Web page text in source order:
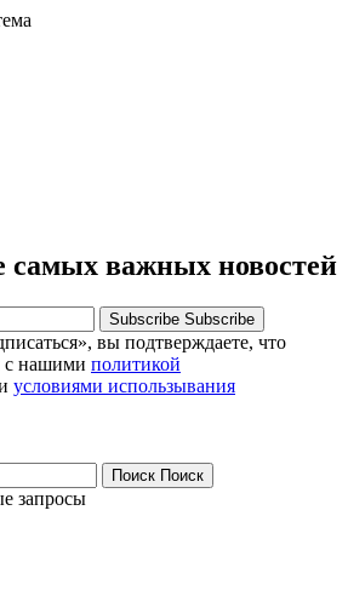
самых важных новостей
Subscribe Subscribe
вы подтверждаете, что
с нашими политикой
условиями использывания
Поиск Поиск
запросы